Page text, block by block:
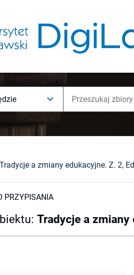
PRZYPISANIA
: Tradycje a zmiany